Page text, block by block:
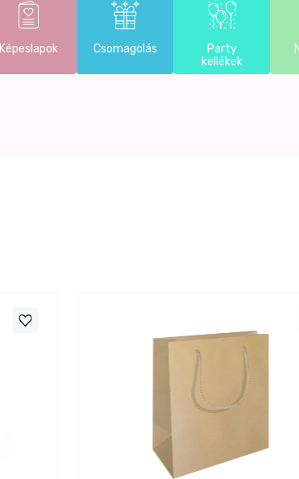
Képeslapok Csomagolás
Party
kellékek